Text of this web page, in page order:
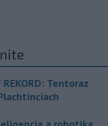
REKORD: Tentoraz